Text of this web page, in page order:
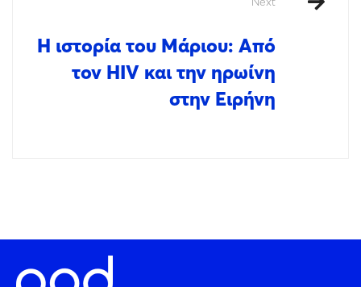
Η ιστορία του Μάριου: Από
τον HIV και την ηρωίνη
στην Ειρήνη